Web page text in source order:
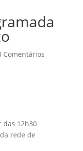
Comentários
das 12h30
rede de